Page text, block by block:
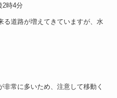
2時4分
る道路が増えてきていますが、水
常に多いため、注意して移動く